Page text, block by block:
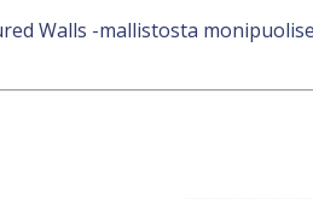
Walls -mallistosta